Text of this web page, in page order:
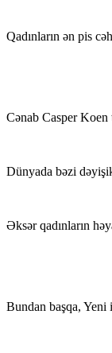
Qadınların ən pis
Cənab Casper
Dünyada bəzi
Əksər qadınların
Bundan başqa, Yeni